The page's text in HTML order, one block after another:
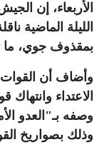
الأربعاء، إن
الليلة الماضية
بمقذوف جوي، ما
وأضاف أن القوات
الاعتداء
وصفه بـ"العدو
وذلك بصواريخ